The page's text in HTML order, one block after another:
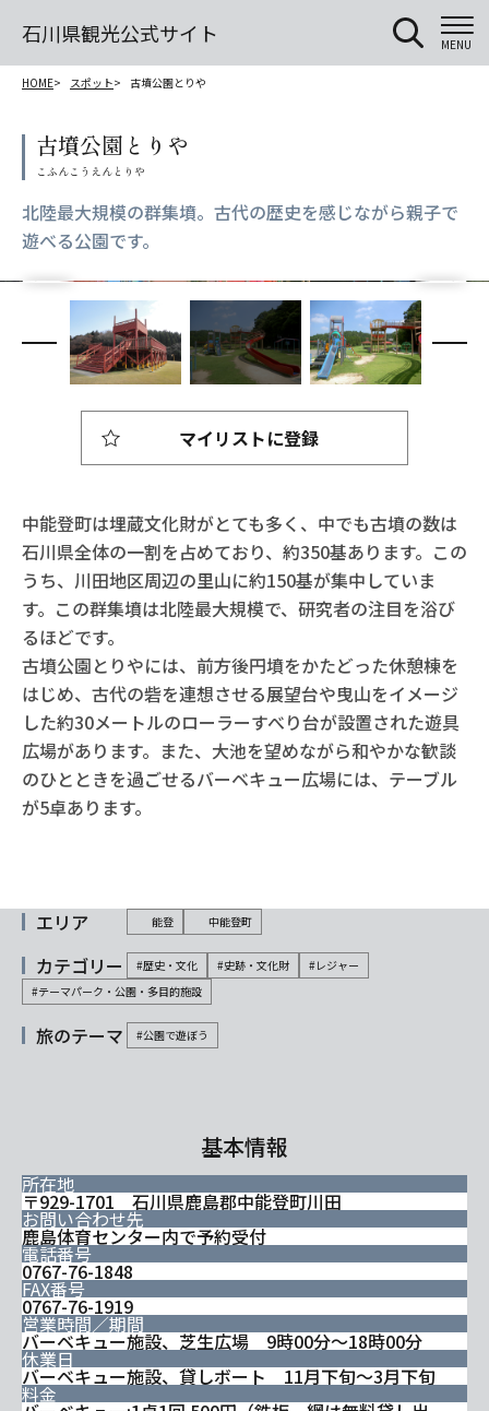
石川県観光公式サイト MENU
HOME スポット 古墳公園とりや
古墳公園とりや
北陸最大規模の群集墳。古代の歴史を感じながら親子で
遊べる公園です。
中能登町は埋蔵文化財がとても多く、中でも古墳の数は
石川県全体の一割を占めており、約350基あります。この
うち、川田地区周辺の里山に約150基が集中していま
す。この群集墳は北陸最大規模で、研究者の注目を浴び
るほどです。
古墳公園とりやには、前方後円墳をかたどった休憩棟を
はじめ、古代の砦を連想させる展望台や曳山をイメージ
した約30メートルのローラーすべり台が設置された遊具
広場があります。また、大池を望めながら和やかな歓談
のひとときを過ごせるバーベキュー広場には、テーブル
が5卓あります。
マイリストに登録
エリア 能登 中能登町
カテゴリー #歴史・文化 #史跡・文化財
#レジャー
#テーマパーク・公園・多目的施設
旅のテーマ #公園で遊ぼう
基本情報
所在地
〒929-1701 石川県鹿島郡中能登町川田
お問い合わせ先
鹿島体育センター内で予約受付
電話番号
0767-76-1848
FAX番号
0767-76-1919
営業時間／期間
バーベキュー施設、芝生広場 9時00分～18時00分
休業日
バーベキュー施設、貸しボート 11月下旬～3月下旬
料金